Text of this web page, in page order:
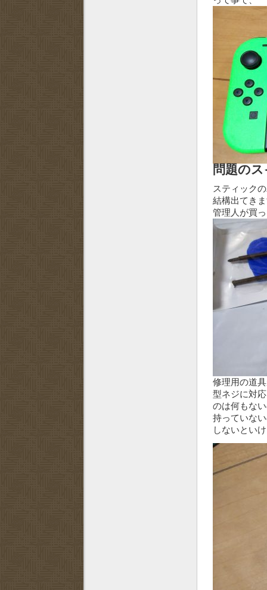
問題の
スティック
結構出てき
管理人が買
修理用の道
型ネジに対
のは何もな
持っていな
しないとい